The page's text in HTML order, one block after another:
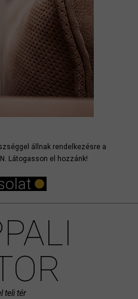
állnak rendelkezésre a
Látogasson el hozzánk!
teli tér